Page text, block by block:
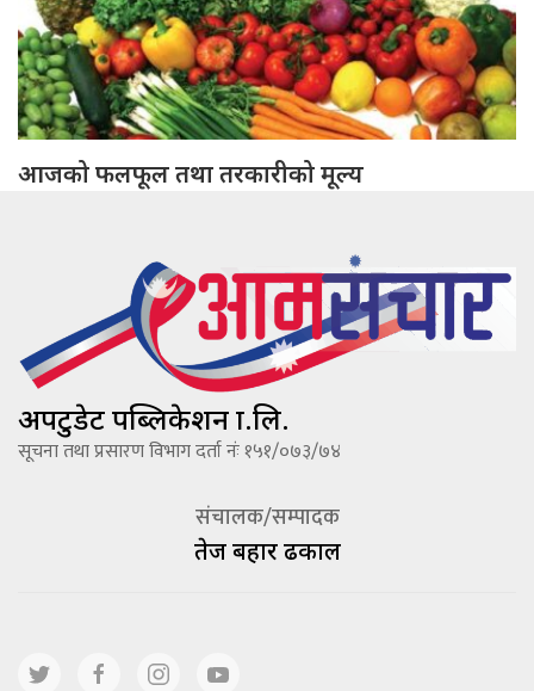
आजको फलफूल तथा तरकारीको मूल्य
अपटुडेट पब्लिकेशन प्रा.लि.
सूचना तथा प्रसारण विभाग दर्ता नंः १५१/०७३/७४
संचालक/सम्पादक
तेज बहादूर ढकाल